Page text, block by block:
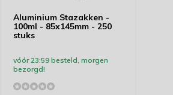
Aluminium Stazakken -
100ml - 85x145mm - 250
stuks
vóór 23:59 besteld, morgen
bezorgd!